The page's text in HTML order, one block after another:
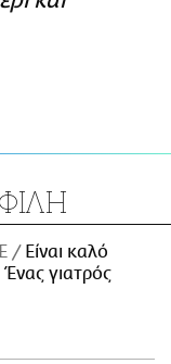
Είναι καλό
γιατρός